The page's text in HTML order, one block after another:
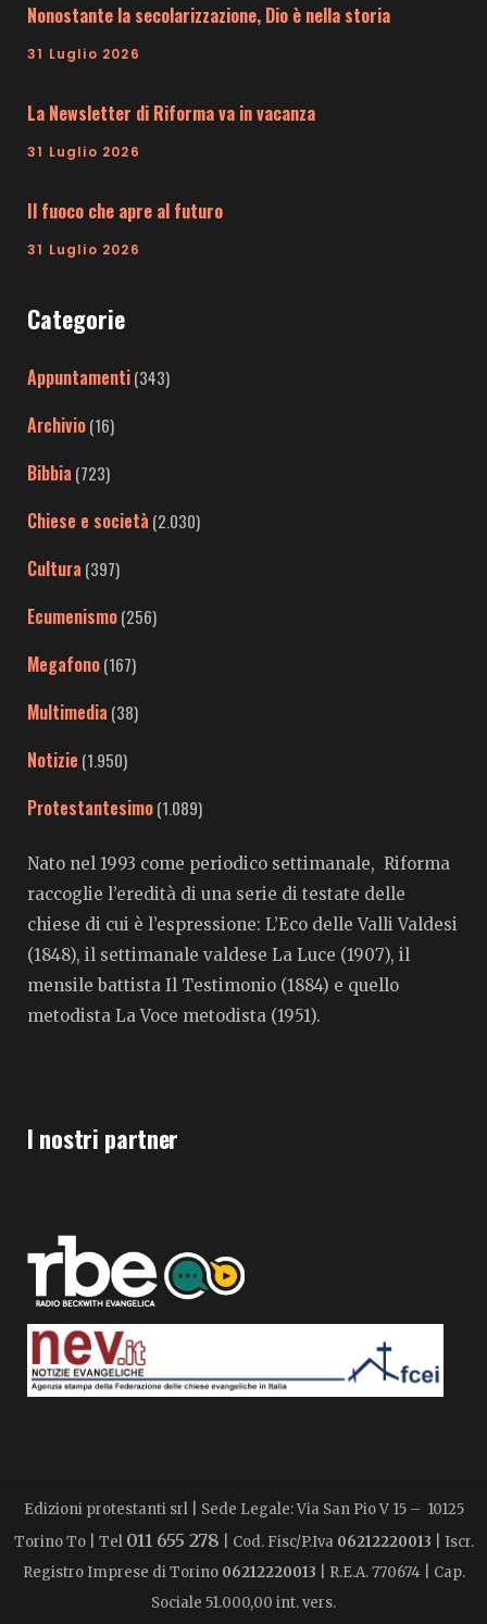
Nonostante la secolarizzazione, Dio è nella storia
31 Luglio 2026
La Newsletter di Riforma va in vacanza
31 Luglio 2026
Il fuoco che apre al futuro
31 Luglio 2026
Categorie
Appuntamenti(343)
Archivio(16)
Bibbia (723)
Chiese e società (2.030)
Cultura (397)
Ecumenismo(256)
Megafono(167)
Multimedia (38)
Notizie (1.950)
Protestantesimo(1.089)
Nato nel 1993 come periodico settimanale, Riforma
raccoglie l’eredità di una serie di testate delle
chiese di cui è l’espressione: L’Eco delle Valli Valdesi
(1848), il settimanale valdese La Luce (1907), il
mensile battista Il Testimonio (1884) e quello
metodista La Voce metodista (1951).
I nostri partner
Edizioni protestanti srl | Sede Legale: Via San Pio V 15 – 10125
Torino To | Tel 011 655 278 | Cod. Fisc/P.Iva 06212220013 | Iscr.
Registro Imprese di Torino 06212220013 | R.E.A. 770674 | Cap.
Sociale 51.000,00 int. vers.